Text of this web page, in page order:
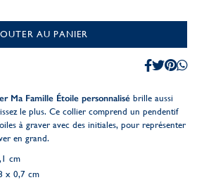
AU PANIER
Ma Famille Étoile personnalisé brille aussi
le plus. Ce collier comprend un pendentif
à graver avec des initiales, pour représenter
en grand.
cm
x 0,7 cm